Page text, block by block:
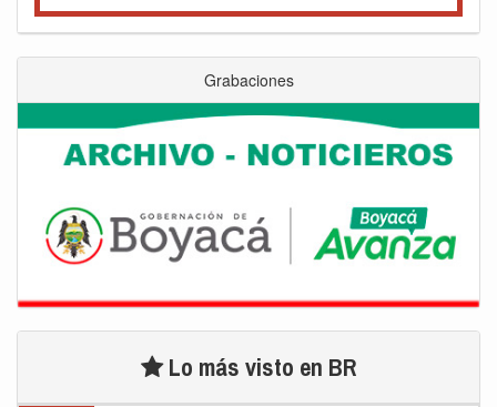
Grabaciones
Lo más visto en BR